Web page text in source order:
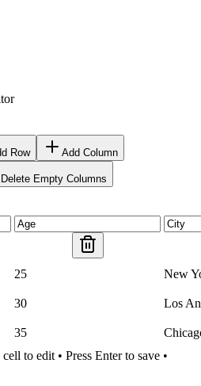
Row Add Column
Delete Empty Columns
25 New
30 Los
35
to edit • Press Enter to save •